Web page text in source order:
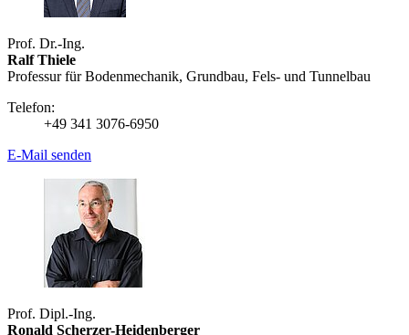
Prof. Dr.-Ing.
Ralf Thiele
Professur für Bodenmechanik, Grundbau, Fels- und Tunnelbau
Telefon:
+49 341 3076-6950
E-Mail senden
Prof. Dipl.-Ing.
Ronald Scherzer-Heidenberger